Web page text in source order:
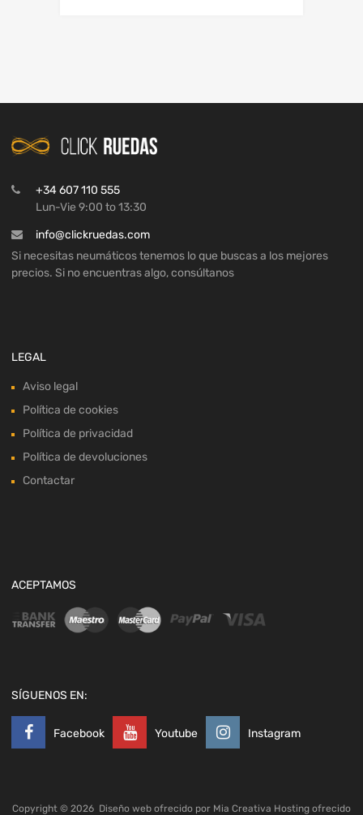
+34 607 110 555
Lun-Vie 9:00 to 13:30
info@clickruedas.com
Si necesitas neumáticos tenemos lo que buscas a los mejores
precios. Si no encuentras algo, consúltanos
LEGAL
Aviso legal
Política de cookies
Política de privacidad
Política de devoluciones
Contactar
ACEPTAMOS
SÍGUENOS EN:
Facebook Youtube Instagram
Copyright © 2026 Diseño web ofrecido por Mia Creativa Hosting ofrecido